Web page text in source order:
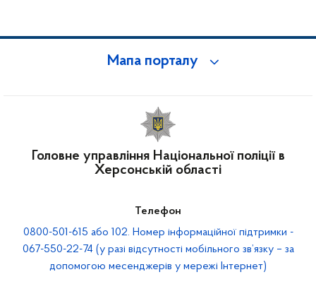
Мапа порталу
Головне управління Національної поліції в
Херсонській області
Телефон
0800-501-615 або 102. Номер інформаційної підтримки -
067-550-22-74 (у разі відсутності мобільного зв’язку – за
допомогою месенджерів у мережі Інтернет)